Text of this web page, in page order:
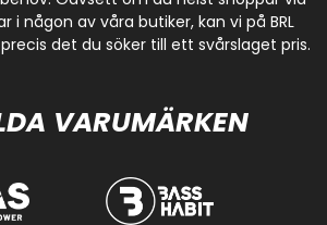
i någon av våra butiker, kan vi på BRL
det du söker till ett svårslaget pris.
VARUMÄRKEN